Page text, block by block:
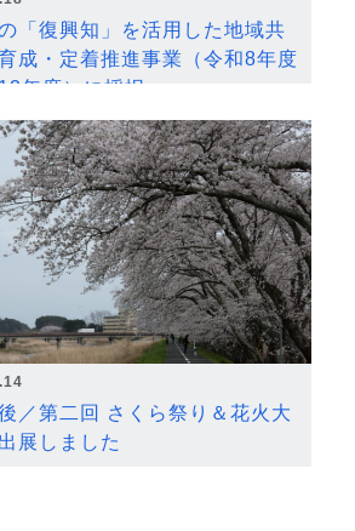
「復興知」を活用した地域共
成・定着推進事業（令和8年度
年度）に採択
／第二回 さくら祭り＆花火大
展しました